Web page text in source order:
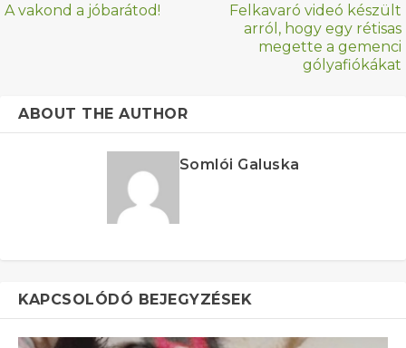
A vakond a jóbarátod!
Felkavaró videó készült
arról, hogy egy rétisas
megette a gemenci
gólyafiókákat
ABOUT THE AUTHOR
Somlói Galuska
KAPCSOLÓDÓ BEJEGYZÉSEK